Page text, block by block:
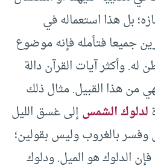
بل هذا استعماله في
جميعا فتأمله فإنه موضوع
وأكثر آيات القرآن دالة
من هذا القبيل. مثال ذلك
لدلوك الشمسإلى غسق الليل
وفسر بالغروب وليس بقولين؛
فإن الدلوك هو الميل. ودلوك